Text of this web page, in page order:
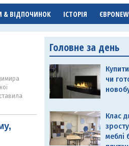
& ВІДПОЧИНОК ІСТОРІЯ
Головне за день
чи
Клас
меблі